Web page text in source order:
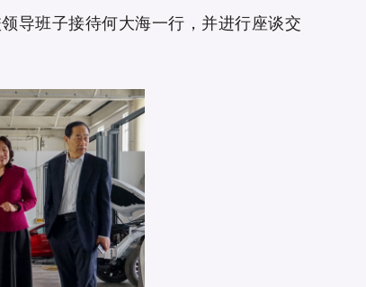
导班子接待何大海一行，并进行座谈交